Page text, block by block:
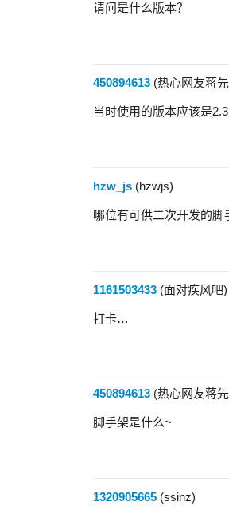
请问是什么版本？
450894613 (热心网友蒋
当时使用的版本应该是
hzw_js (hzwjs)
哪位有可供二次开发的脚
1161503433 (面对疾风吧)
打卡…
450894613 (热心网友蒋
脚手架是什么~
1320905665 (ssinz)